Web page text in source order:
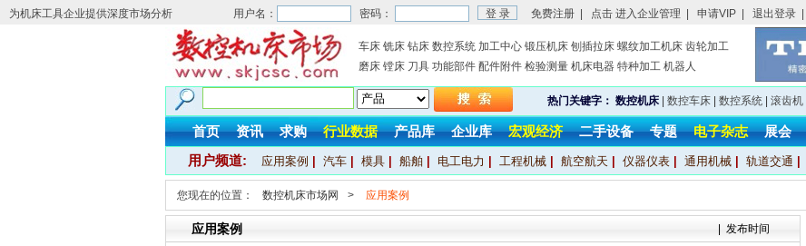
为机床工具企业提供深度市场分析 用户名： 密码： 免费注册 点击 进入企业管理 申请VIP 退出登录
车床 铣床 钻床 数控系统 加工中心 锻压机床 刨插拉床 螺纹加工机床 齿轮加工
磨床 镗床 刀具 功能部件 配件附件 检验测量 机床电器 特种加工 机器人
热门关键字： 数控机床| 数控车床| 数控系统| 滚齿机|
首页 资讯 求购 行业数据 产品库 企业库 宏观经济 二手设备 专题 电子杂志 展会
用户频道: 应用案例 汽车 模具 船舶 电工电力 工程机械 航空航天 仪器仪表 通用机械 轨道交通
您现在的位置： 数控机床市场网 > 应用案例
应用案例 | 发布时间